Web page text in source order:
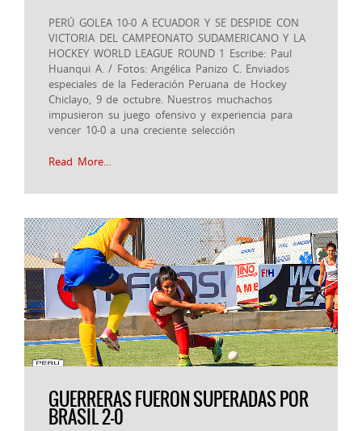
PERÚ GOLEA 10-0 A ECUADOR Y SE DESPIDE CON
VICTORIA DEL CAMPEONATO SUDAMERICANO Y LA
HOCKEY WORLD LEAGUE ROUND 1 Escribe: Paul
Huanqui A. / Fotos: Angélica Panizo C. Enviados
especiales de la Federación Peruana de Hockey
Chiclayo, 9 de octubre. Nuestros muchachos
impusieron su juego ofensivo y experiencia para
vencer 10-0 a una creciente selección
Read More…
GUERRERAS FUERON SUPERADAS POR
BRASIL 2-0